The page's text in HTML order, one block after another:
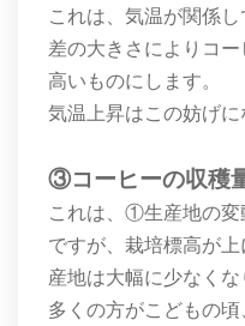
これは、気温が関係
差の大きさによりコ
高いものにします。
気温上昇はこの妨げに
③コーヒーの収穫
これは、①生産地の
ですが、栽培標高が
産地は大幅に少なくな
多くの方がこどもの